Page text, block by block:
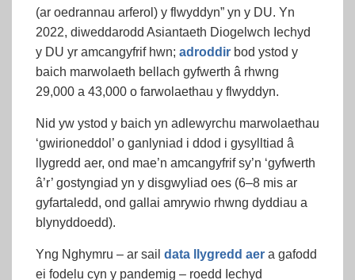
(ar oedrannau arferol) y flwyddyn” yn y DU. Yn
2022, diweddarodd Asiantaeth Diogelwch Iechyd
y DU yr amcangyfrif hwn; adroddir bod ystod y
baich marwolaeth bellach gyfwerth â rhwng
29,000 a 43,000 o farwolaethau y flwyddyn.
Nid yw ystod y baich yn adlewyrchu marwolaethau
‘gwirioneddol’ o ganlyniad i ddod i gysylltiad â
llygredd aer, ond mae’n amcangyfrif sy’n ‘gyfwerth
â’r’ gostyngiad yn y disgwyliad oes (6–8 mis ar
gyfartaledd, ond gallai amrywio rhwng dyddiau a
blynyddoedd).
Yng Nghymru – ar sail data llygredd aer a gafodd
ei fodelu cyn y pandemig – roedd Iechyd